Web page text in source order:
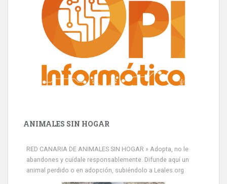
ANIMALES SIN HOGAR
RED CANARIA DE ANIMALES SIN HOGAR » Adopta, no le
abandones y cuídale responsablemente. Difunde aquí un
animal perdido o en adopción, subiéndolo a Leales.org